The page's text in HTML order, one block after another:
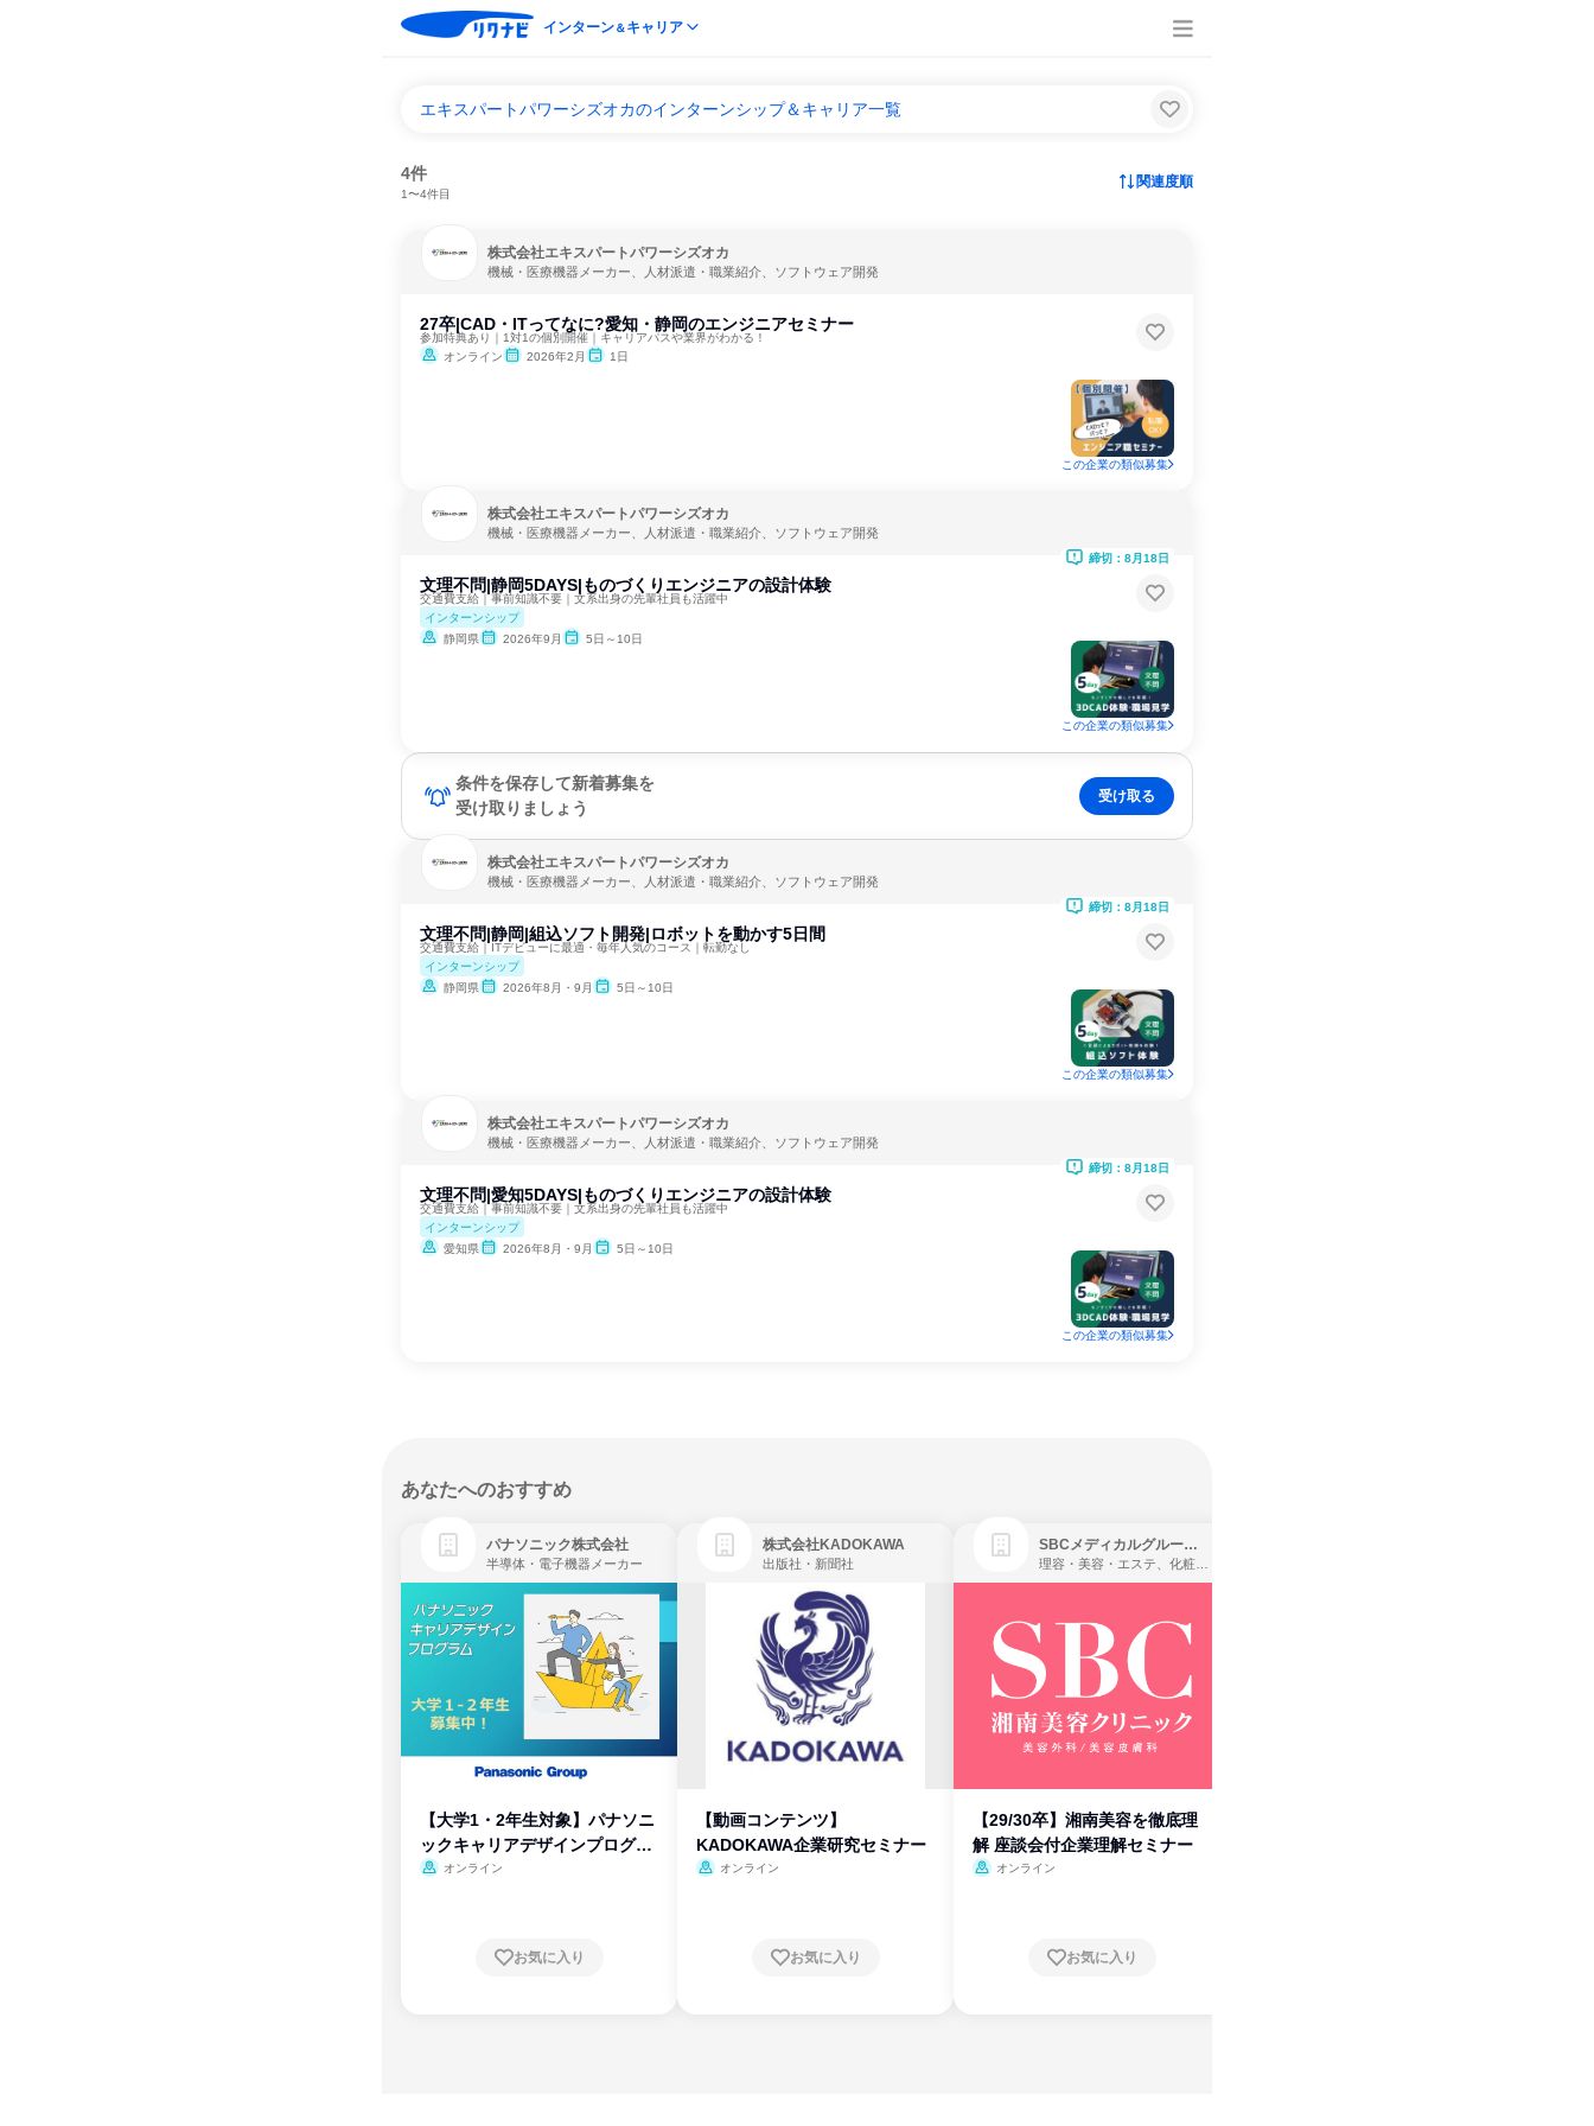
インターン＆キャリア
エキスパートパワーシズオカのインターンシップ＆キャリア一覧
4件
1〜4件目
関連度順
株式会社エキスパートパワーシズオカ
機械・医療機器メーカー、人材派遣・職業紹介、ソフトウェア開発
27卒|CAD・ITってなに?愛知・静岡のエンジニアセミナー
参加特典あり｜1対1の個別開催｜キャリアパスや業界がわかる！
オンライン
2026年2月 1日
この企業の類似募集
株式会社エキスパートパワーシズオカ
機械・医療機器メーカー、人材派遣・職業紹介、ソフトウェア開発
文理不問|静岡5DAYS|ものづくりエンジニアの設計体験
交通費支給｜事前知識不要｜文系出身の先輩社員も活躍中
インターンシップ
静岡県
2026年9月 5日～10日
締切：8月18日
この企業の類似募集
条件を保存して新着募集を
受け取りましょう
受け取る
株式会社エキスパートパワーシズオカ
機械・医療機器メーカー、人材派遣・職業紹介、ソフトウェア開発
文理不問|静岡|組込ソフト開発|ロボットを動かす5日間
交通費支給｜ITデビューに最適・毎年人気のコース｜転勤なし
インターンシップ
静岡県
2026年8月・9月 5日～10日
締切：8月18日
この企業の類似募集
株式会社エキスパートパワーシズオカ
機械・医療機器メーカー、人材派遣・職業紹介、ソフトウェア開発
文理不問|愛知5DAYS|ものづくりエンジニアの設計体験
交通費支給｜事前知識不要｜文系出身の先輩社員も活躍中
インターンシップ
愛知県
2026年8月・9月 5日～10日
締切：8月18日
この企業の類似募集
あなたへのおすすめ
パナソニック株式会社
半導体・電子機器メーカー
【大学1・2年生対象】パナソニ
ックキャリアデザインプログラ
ム
オンライン
お気に入り
株式会社KADOKAWA
出版社・新聞社
【動画コンテンツ】
KADOKAWA企業研究セミナー
オンライン
お気に入り
SBCメディカルグループ株式会社
【29/30卒】湘南美容を徹底理
解 座談会付企業理解セミナー
オンライン
お気に入り